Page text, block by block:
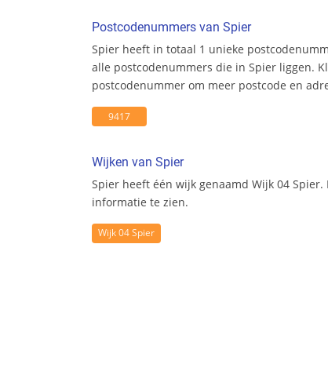
Postcodenummers van Spier
Spier heeft in totaal 1 unieke
alle postcodenummers die in Spier liggen.
postcodenummer om meer postcode en
9417
Wijken van Spier
Spier heeft één wijk genaamd Wijk 04
informatie te zien.
Wijk 04 Spier